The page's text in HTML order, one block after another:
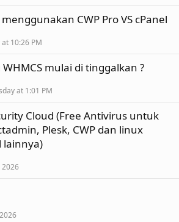
CWP Pro VS cPanel
at 10:26 PM
mulai di tinggalkan ?
at 1:01 PM
Cloud (Free Antivirus untuk
Plesk, CWP dan linux
lainnya)
2026